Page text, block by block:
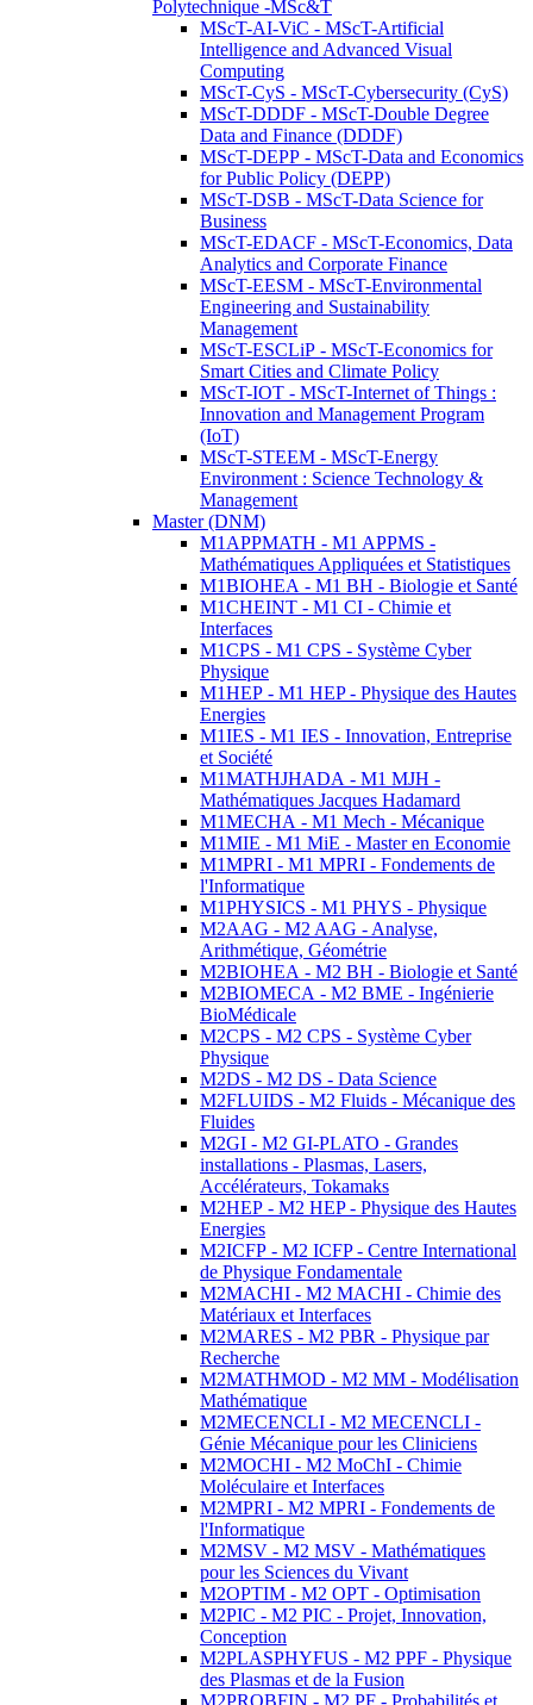
Polytechnique -MSc&T
MScT-AI-ViC - MScT-Artificial
Intelligence and Advanced Visual
Computing
MScT-CyS - MScT-Cybersecurity (CyS)
MScT-DDDF - MScT-Double Degree
Data and Finance (DDDF)
MScT-DEPP - MScT-Data and Economics
for Public Policy (DEPP)
MScT-DSB - MScT-Data Science for
Business
MScT-EDACF - MScT-Economics, Data
Analytics and Corporate Finance
MScT-EESM - MScT-Environmental
Engineering and Sustainability
Management
MScT-ESCLiP - MScT-Economics for
Smart Cities and Climate Policy
MScT-IOT - MScT-Internet of Things :
Innovation and Management Program
(IoT)
MScT-STEEM - MScT-Energy
Environment : Science Technology &
Management
Master (DNM)
M1APPMATH - M1 APPMS -
Mathématiques Appliquées et Statistiques
M1BIOHEA - M1 BH - Biologie et Santé
M1CHEINT - M1 CI - Chimie et
Interfaces
M1CPS - M1 CPS - Système Cyber
Physique
M1HEP - M1 HEP - Physique des Hautes
Energies
M1IES - M1 IES - Innovation, Entreprise
et Société
M1MATHJHADA - M1 MJH -
Mathématiques Jacques Hadamard
M1MECHA - M1 Mech - Mécanique
M1MIE - M1 MiE - Master en Economie
M1MPRI - M1 MPRI - Fondements de
l'Informatique
M1PHYSICS - M1 PHYS - Physique
M2AAG - M2 AAG - Analyse,
Arithmétique, Géométrie
M2BIOHEA - M2 BH - Biologie et Santé
M2BIOMECA - M2 BME - Ingénierie
BioMédicale
M2CPS - M2 CPS - Système Cyber
Physique
M2DS - M2 DS - Data Science
M2FLUIDS - M2 Fluids - Mécanique des
Fluides
M2GI - M2 GI-PLATO - Grandes
installations - Plasmas, Lasers,
Accélérateurs, Tokamaks
M2HEP - M2 HEP - Physique des Hautes
Energies
M2ICFP - M2 ICFP - Centre International
de Physique Fondamentale
M2MACHI - M2 MACHI - Chimie des
Matériaux et Interfaces
M2MARES - M2 PBR - Physique par
Recherche
M2MATHMOD - M2 MM - Modélisation
Mathématique
M2MECENCLI - M2 MECENCLI -
Génie Mécanique pour les Cliniciens
M2MOCHI - M2 MoChI - Chimie
Moléculaire et Interfaces
M2MPRI - M2 MPRI - Fondements de
l'Informatique
M2MSV - M2 MSV - Mathématiques
pour les Sciences du Vivant
M2OPTIM - M2 OPT - Optimisation
M2PIC - M2 PIC - Projet, Innovation,
Conception
M2PLASPHYFUS - M2 PPF - Physique
des Plasmas et de la Fusion
M2PROBFIN - M2 PF - Probabilités et